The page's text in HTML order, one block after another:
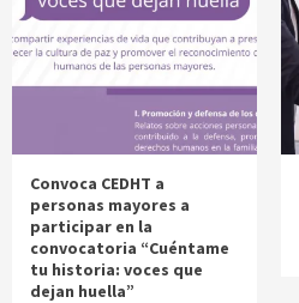
Convoca CEDHT a
personas mayores a
participar en la
convocatoria “Cuéntame
tu historia: voces que
dejan huella”